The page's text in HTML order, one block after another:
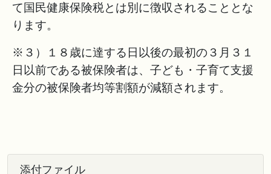
て国民健康保険税とは別に徴収されることとな
ります。
※３）１８歳に達する日以後の最初の３月３１
日以前である被保険者は、子ども・子育て支援
金分の被保険者均等割額が減額されます。
添付ファイル